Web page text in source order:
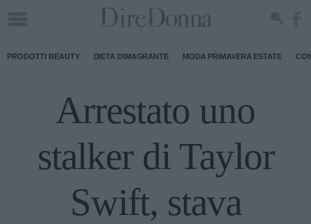
PRODOTTI BEAUTY DIETA DIMAGRANTE MODA PRIMAVERA ESTATE
Arrestato uno
stalker di Taylor
Swift, stava